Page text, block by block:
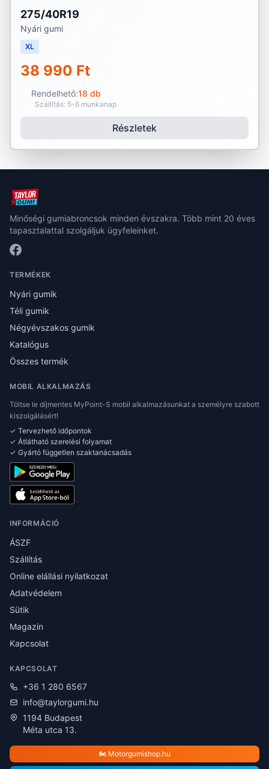
275/40R19
Nyári gumi
XL
38 990 Ft
Rendelhető:18 db
Szállítás: 5-6 munkanap
Részletek
Minőségi gumiabroncsok minden évszakra. Több mint 20 éves
tapasztalattal szolgáljuk ügyfeleinket.
TERMÉKEK
Nyári gumik
Téli gumik
Négyévszakos gumik
Katalógus
Összes termék
MOBIL ALKALMAZÁS
Töltse le díjmentes MyPoint-S mobil alkalmazásunkat a személyre szabott
kiszolgálásért!
✓ Tervezhető időpontok
✓ Átlátható szerelési folyamat
✓ Gyártó független szaktanácsadás
INFORMÁCIÓ
ÁSZF
Szállítás
Online elállási nyilatkozat
Adatvédelem
Sütik
Magazin
Kapcsolat
KAPCSOLAT
+36 1 280 6567
info@taylorgumi.hu
1194 Budapest
Méta utca 13.
🏍️ Motorgumishop.hu